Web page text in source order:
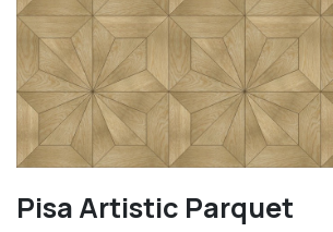
Pisa Artistic Parquet